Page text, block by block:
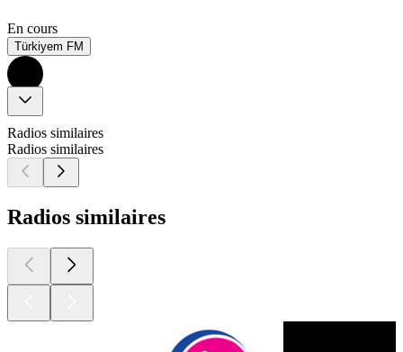
En cours
Türkiyem FM
Radios similaires
Radios similaires
Radios similaires